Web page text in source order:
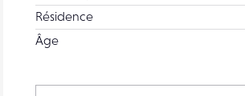
Résidence
Âge